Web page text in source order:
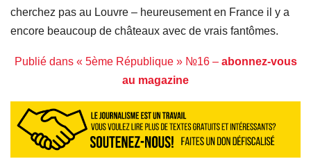
cherchez pas au Louvre – heureusement en France il y a
encore beaucoup de châteaux avec de vrais fantômes.
Publié dans « 5ème République » №16 – abonnez-vous
au magazine